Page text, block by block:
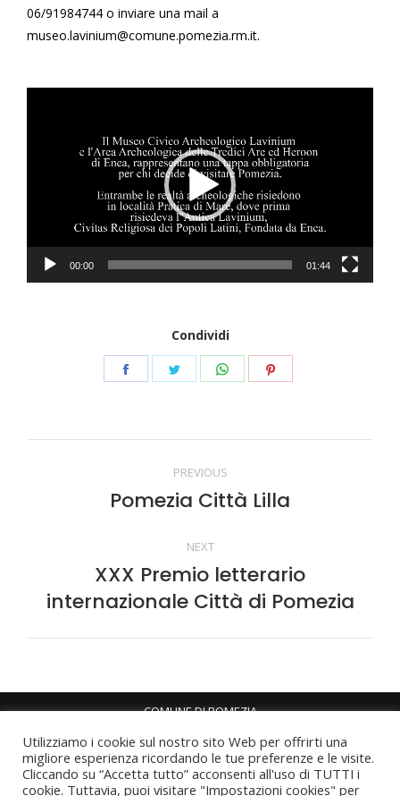
06/91984744 o inviare una mail a
museo.lavinium@comune.pomezia.rm.it.
00:00 01:44
Condividi
Condividi Condividi Condividi
Commento
navigazione
PREVIOUS
Stile
Pomezia Città Lilla
NEXT
Numero
di
XXX Premio letterario
internazionale Città di Pomezia
COMUNE DI POMEZIA
P.I. 01040151001 - C.F. 02298490588
Tel. 06 911461 - Fax 06 91146529 -
Utilizziamo i cookie sul nostro sito Web per offrirti una
migliore esperienza ricordando le tue preferenze e le visite.
Cliccando su “Accetta tutto” acconsenti all'uso di TUTTI i
cookie. Tuttavia, puoi visitare "Impostazioni cookies" per